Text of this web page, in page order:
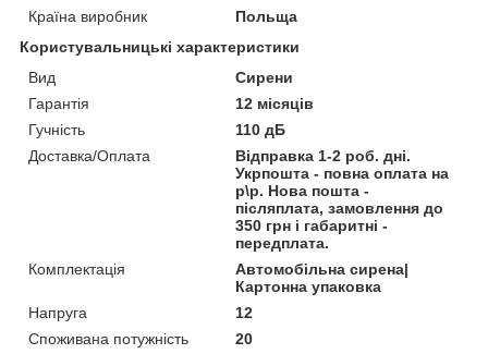
Країна виробник
Польща
Користувальницькі характеристики
Вид
Сирени
Гарантія
12 місяців
Гучність
110 дБ
Доставка/Оплата
Відправка 1-2 роб. дні.
Укрпошта - повна оплата на
р\р. Нова пошта -
післяплата, замовлення до
350 грн і габаритні -
передплата.
Комплектація
Автомобільна сирена|
Картонна упаковка
Напруга
12
Споживана потужність
20